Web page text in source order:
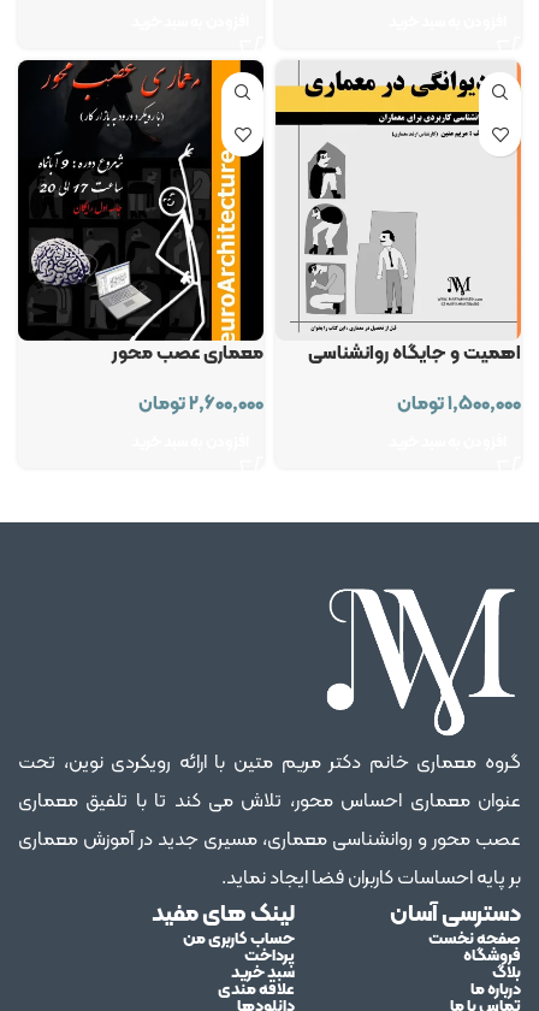
اهمیت و جایگاه روانشناسی
۱,۵۰۰,۰۰۰تومان
معماری عصب محور
۲,۶۰۰,۰۰۰تومان
گروه معماری خانم دکتر مریم متین با ارائه رویکردی نوین، تحت
عنوان معماری احساس محور، تلاش می کند تا با تلفیق معماری
عصب محور و روانشناسی معماری، مسیری جدید در آموزش معماری
بر پایه احساسات کاربران فضا ایجاد نماید.
دسترسی آسان
صفحه نخست
فروشگاه
بلاگ
درباره ما
لینک های مفید
حساب کاربری من
پرداخت
سبد خرید
علاقه مندی